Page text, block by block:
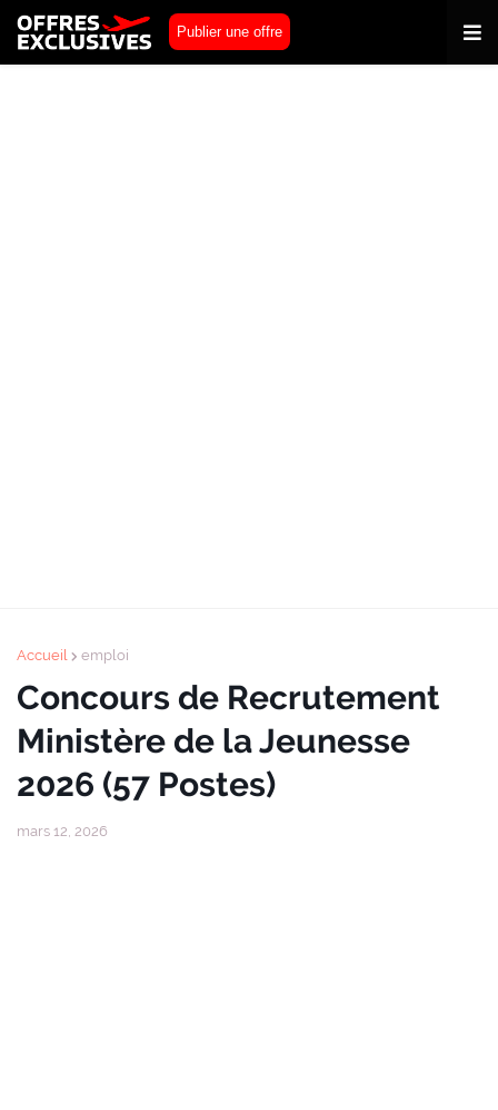
Publier une offre
Accueil emploi
Concours de Recrutement
Ministère de la Jeunesse
2026 (57 Postes)
mars 12, 2026